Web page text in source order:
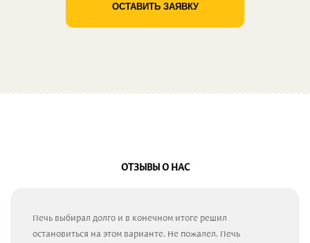
ОСТАВИТЬ ЗАЯВКУ
ОТЗЫВЫ О НАС
Печь выбирал долго и в конечном итоге решил
остановиться на этом варианте. Не пожалел. Печь